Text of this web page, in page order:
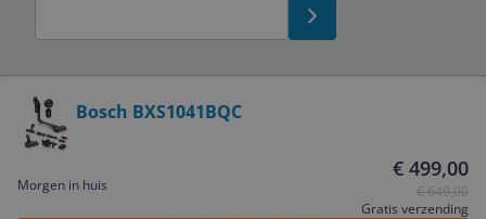
Bosch BXS1041BQC
Morgen in huis
€ 499,00
€ 649,00
Gratis verzending
Service